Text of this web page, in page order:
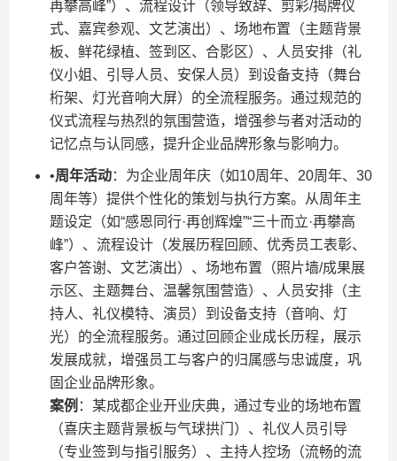
再攀高峰”）、流程设计（领导致辞、剪彩/揭牌仪
式、嘉宾参观、文艺演出）、场地布置（主题背景
板、鲜花绿植、签到区、合影区）、人员安排（礼
仪小姐、引导人员、安保人员）到设备支持（舞台
桁架、灯光音响大屏）的全流程服务。通过规范的
仪式流程与热烈的氛围营造，增强参与者对活动的
记忆点与认同感，提升企业品牌形象与影响力。
•​​周年活动​​：为企业周年庆（如10周年、20周年、30
周年等）提供个性化的策划与执行方案。从周年主
题设定（如“感恩同行·再创辉煌”“三十而立·再攀高
峰”）、流程设计（发展历程回顾、优秀员工表彰、
客户答谢、文艺演出）、场地布置（照片墙/成果展
示区、主题舞台、温馨氛围营造）、人员安排（主
持人、礼仪模特、演员）到设备支持（音响、灯
光）的全流程服务。通过回顾企业成长历程，展示
发展成就，增强员工与客户的归属感与忠诚度，巩
固企业品牌形象。
​案例​ ​：某成都企业开业庆典，通过专业的场地布置
（喜庆主题背景板与气球拱门）、礼仪人员引导
（专业签到与指引服务）、主持人控场（流畅的流